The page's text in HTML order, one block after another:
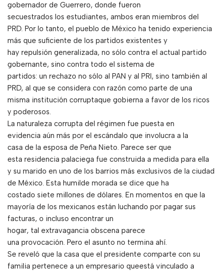
gobernador de Guerrero, donde fueron
secuestrados los estudiantes, ambos eran miembros del
PRD. Por lo tanto, el pueblo de México ha tenido experiencia
más que suficiente de los partidos existentes y
hay repulsión generalizada, no sólo contra el actual partido
gobernante, sino contra todo el sistema de
partidos: un rechazo no sólo al PAN y al PRI, sino también al
PRD, al que se considera con razón como parte de una
misma institución corruptaque gobierna a favor de los ricos
y poderosos.
La naturaleza corrupta del régimen fue puesta en
evidencia aún más por el escándalo que involucra a la
casa de la esposa de Peña Nieto. Parece ser que
esta residencia palaciega fue construida a medida para ella
y su marido en uno de los barrios más exclusivos de la ciudad
de México. Esta humilde morada se dice que ha
costado siete millones de dólares. En momentos en que la
mayoría de los mexicanos están luchando por pagar sus
facturas, o incluso encontrar un
hogar, tal extravagancia obscena parece
una provocación. Pero el asunto no termina ahí.
Se reveló que la casa que el presidente comparte con su
familia pertenece a un empresario queestá vinculado a